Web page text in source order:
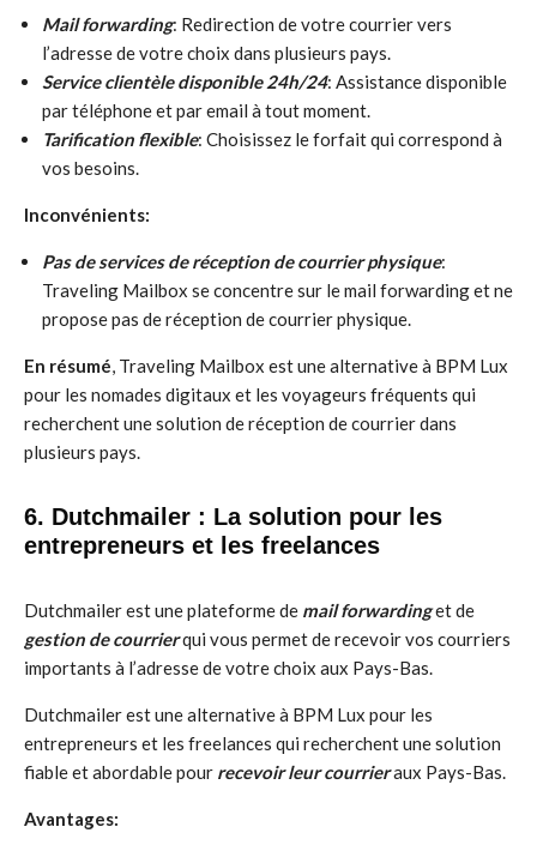
Mail forwarding: Redirection de votre courrier vers
l’adresse de votre choix dans plusieurs pays.
Service clientèle disponible 24h/24: Assistance disponible
par téléphone et par email à tout moment.
Tarification flexible: Choisissez le forfait qui correspond à
vos besoins.
Inconvénients:
Pas de services de réception de courrier physique:
Traveling Mailbox se concentre sur le mail forwarding et ne
propose pas de réception de courrier physique.
En résumé, Traveling Mailbox est une alternative à BPM Lux
pour les nomades digitaux et les voyageurs fréquents qui
recherchent une solution de réception de courrier dans
plusieurs pays.
6. Dutchmailer : La solution pour les
entrepreneurs et les freelances
Dutchmailer est une plateforme de mail forwardinget de
gestion de courrierqui vous permet de recevoir vos courriers
importants à l’adresse de votre choix aux Pays-Bas.
Dutchmailer est une alternative à BPM Lux pour les
entrepreneurs et les freelances qui recherchent une solution
fiable et abordable pour recevoir leur courrieraux Pays-Bas.
Avantages: